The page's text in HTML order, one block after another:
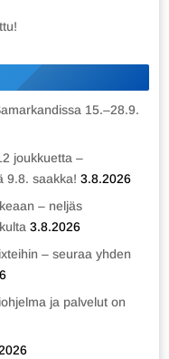
15.–28.9.
joukkuetta –
9.8. saakka! 3.8.2026
– neljäs
3.8.2026
– seuraa yhden
ja palvelut on